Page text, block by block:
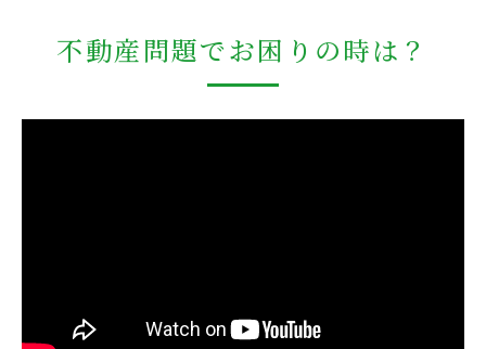
不動産問題でお困りの時は？